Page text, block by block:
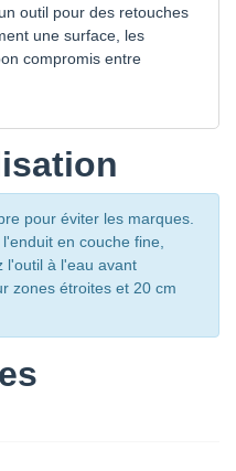
outil pour des retouches
une surface, les
compromis entre
pour éviter les marques.
en couche fine,
l'outil à l'eau avant
zones étroites et 20 cm